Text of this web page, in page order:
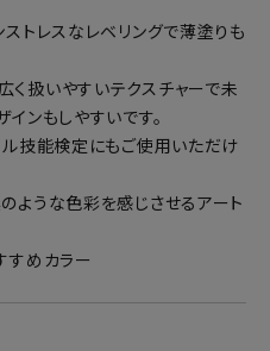
ストレスなレベリングで薄塗りも
扱いやすいテクスチャーで未
ンもしやすいです。
技能検定にもご使用いただけ
ような色彩を感じさせるアート
めカラー